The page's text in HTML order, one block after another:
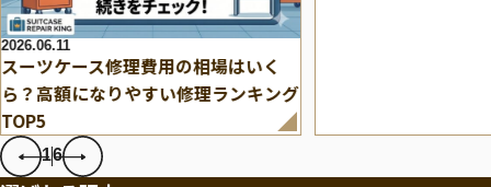
2026.06.11
スーツケース修理費用の相場はいく
ら？高額になりやすい修理ランキング
TOP5
16